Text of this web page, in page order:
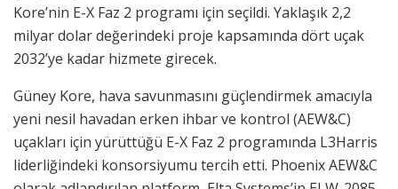
Kore’nin E-X Faz 2 programı için seçildi. Yaklaşık 2,2
milyar dolar değerindeki proje kapsamında dört uçak
2032’ye kadar hizmete girecek.
Güney Kore, hava savunmasını güçlendirmek amacıyla
yeni nesil havadan erken ihbar ve kontrol (AEW&C)
uçakları için yürüttüğü E-X Faz 2 programında L3Harris
liderliğindeki konsorsiyumu tercih etti. Phoenix AEW&C